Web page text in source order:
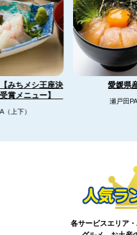
みちメシ王座決
賞メニュー】
（上下）
愛媛県
瀬戸田
各サービスエリア